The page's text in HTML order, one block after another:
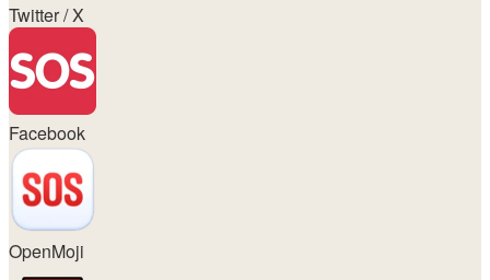
Twitter / X
Facebook
OpenMoji